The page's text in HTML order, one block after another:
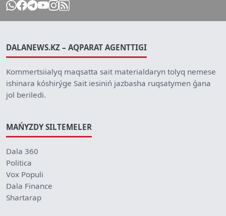
DALANEWS.KZ – AQPARAT AGENTTIGI
Kommertsiialyq maqsatta sait materialdaryn tolyq nemese
ishinara kóshirýge Sait iesiniń jazbasha ruqsatymen ǵana
jol beriledi.
MAŃYZDY SILTEMELER
Dala 360
Politica
Vox Populi
Dala Finance
Shartarap